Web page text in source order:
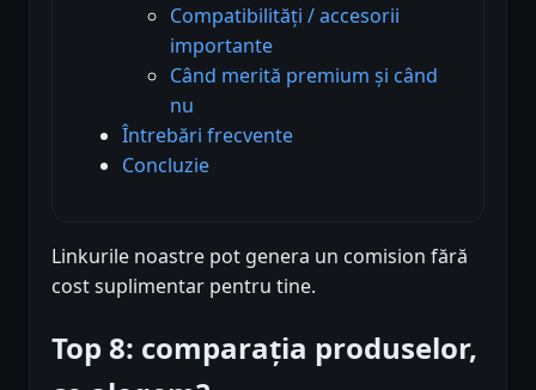
Compatibilități / accesorii
importante
Când merită premium și când
nu
Întrebări frecvente
Concluzie
Linkurile noastre pot genera un comision fără
cost suplimentar pentru tine.
Top 8: comparația produselor,